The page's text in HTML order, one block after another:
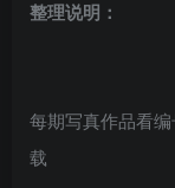
整理说明：
每期写真作品看
载